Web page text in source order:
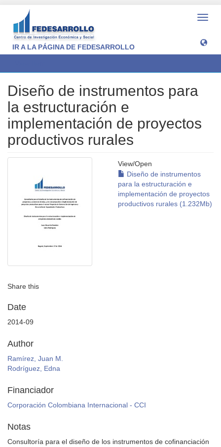
IR A LA PÁGINA DE FEDESARROLLO
Diseño de instrumentos para
la estructuración e
implementación de proyectos
productivos rurales
View/Open
Diseño de instrumentos
para la estructuración e
implementación de proyectos
productivos rurales (1.232Mb)
Share this
Date
2014-09
Author
Ramírez, Juan M.
Rodríguez, Edna
Financiador
Corporación Colombiana Internacional - CCI
Notas
Consultoría para el diseño de los instrumentos de cofinanciación